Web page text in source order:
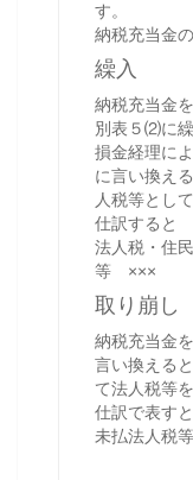
す。
納税充当金
繰入
納税充当金
別表５⑵に繰
損金経理に
に言い換え
人税等とし
仕訳すると
法人税・住
等 ×××
取り崩し
納税充当金
言い換える
て法人税等
仕訳で表すと
未払法人